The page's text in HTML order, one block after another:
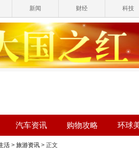
新闻 财经 科技
汽车资讯 购物攻略 环球
活 > 旅游资讯 > 正文